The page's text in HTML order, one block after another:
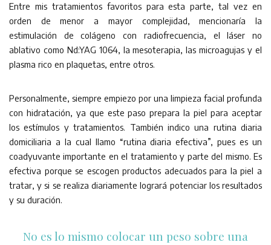
Entre mis tratamientos favoritos para esta parte, tal vez en
orden de menor a mayor complejidad, mencionaría la
estimulación de colágeno con radiofrecuencia, el láser no
ablativo como Nd:YAG 1064, la mesoterapia, las microagujas y el
plasma rico en plaquetas, entre otros.
Personalmente, siempre empiezo por una limpieza facial profunda
con hidratación, ya que este paso prepara la piel para aceptar
los estímulos y tratamientos. También indico una rutina diaria
domiciliaria a la cual llamo “rutina diaria efectiva”, pues es un
coadyuvante importante en el tratamiento y parte del mismo. Es
efectiva porque se escogen productos adecuados para la piel a
tratar, y si se realiza diariamente logrará potenciar los resultados
y su duración.
No es lo mismo colocar un peso sobre una